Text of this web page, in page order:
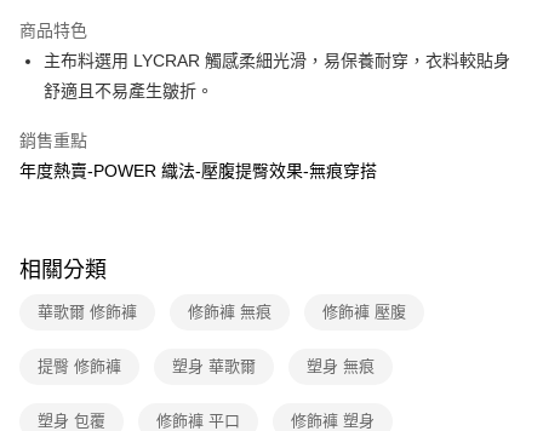
運送方式
全家取貨付款
每筆NT$80，滿NT$1,000(含以上)免運費
付款後全家取貨
每筆NT$80，滿NT$1,000(含以上)免運費
每筆NT$80，滿NT$1,000(含以上)免運費
商品特色
主布料選用 LYCRAR 觸感柔細光滑，易保養耐穿，衣料較貼身
舒適且不易產生皺折。
銷售重點
年度熱賣-POWER 織法-壓腹提臀效果-無痕穿搭
相關分類
華歌爾 修飾褲 修飾褲 無痕 修飾褲 壓腹
提臀 修飾褲 塑身 華歌爾 塑身 無痕
塑身 包覆 修飾褲 平口 修飾褲 塑身